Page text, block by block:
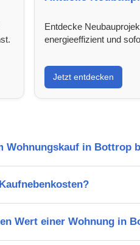
Entdecke
energieeffizient und
Jetzt entdecken
Wohnungskauf in Bottrop
Wert einer Wohnung in